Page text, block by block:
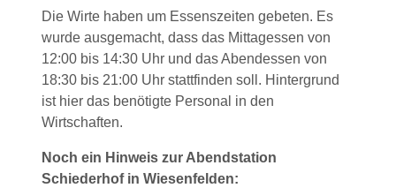
Die Wirte haben um Essenszeiten gebeten. Es
wurde ausgemacht, dass das Mittagessen von
12:00 bis 14:30 Uhr und das Abendessen von
18:30 bis 21:00 Uhr stattfinden soll. Hintergrund
ist hier das benötigte Personal in den
Wirtschaften.
Noch ein Hinweis zur Abendstation
Schiederhof in Wiesenfelden: